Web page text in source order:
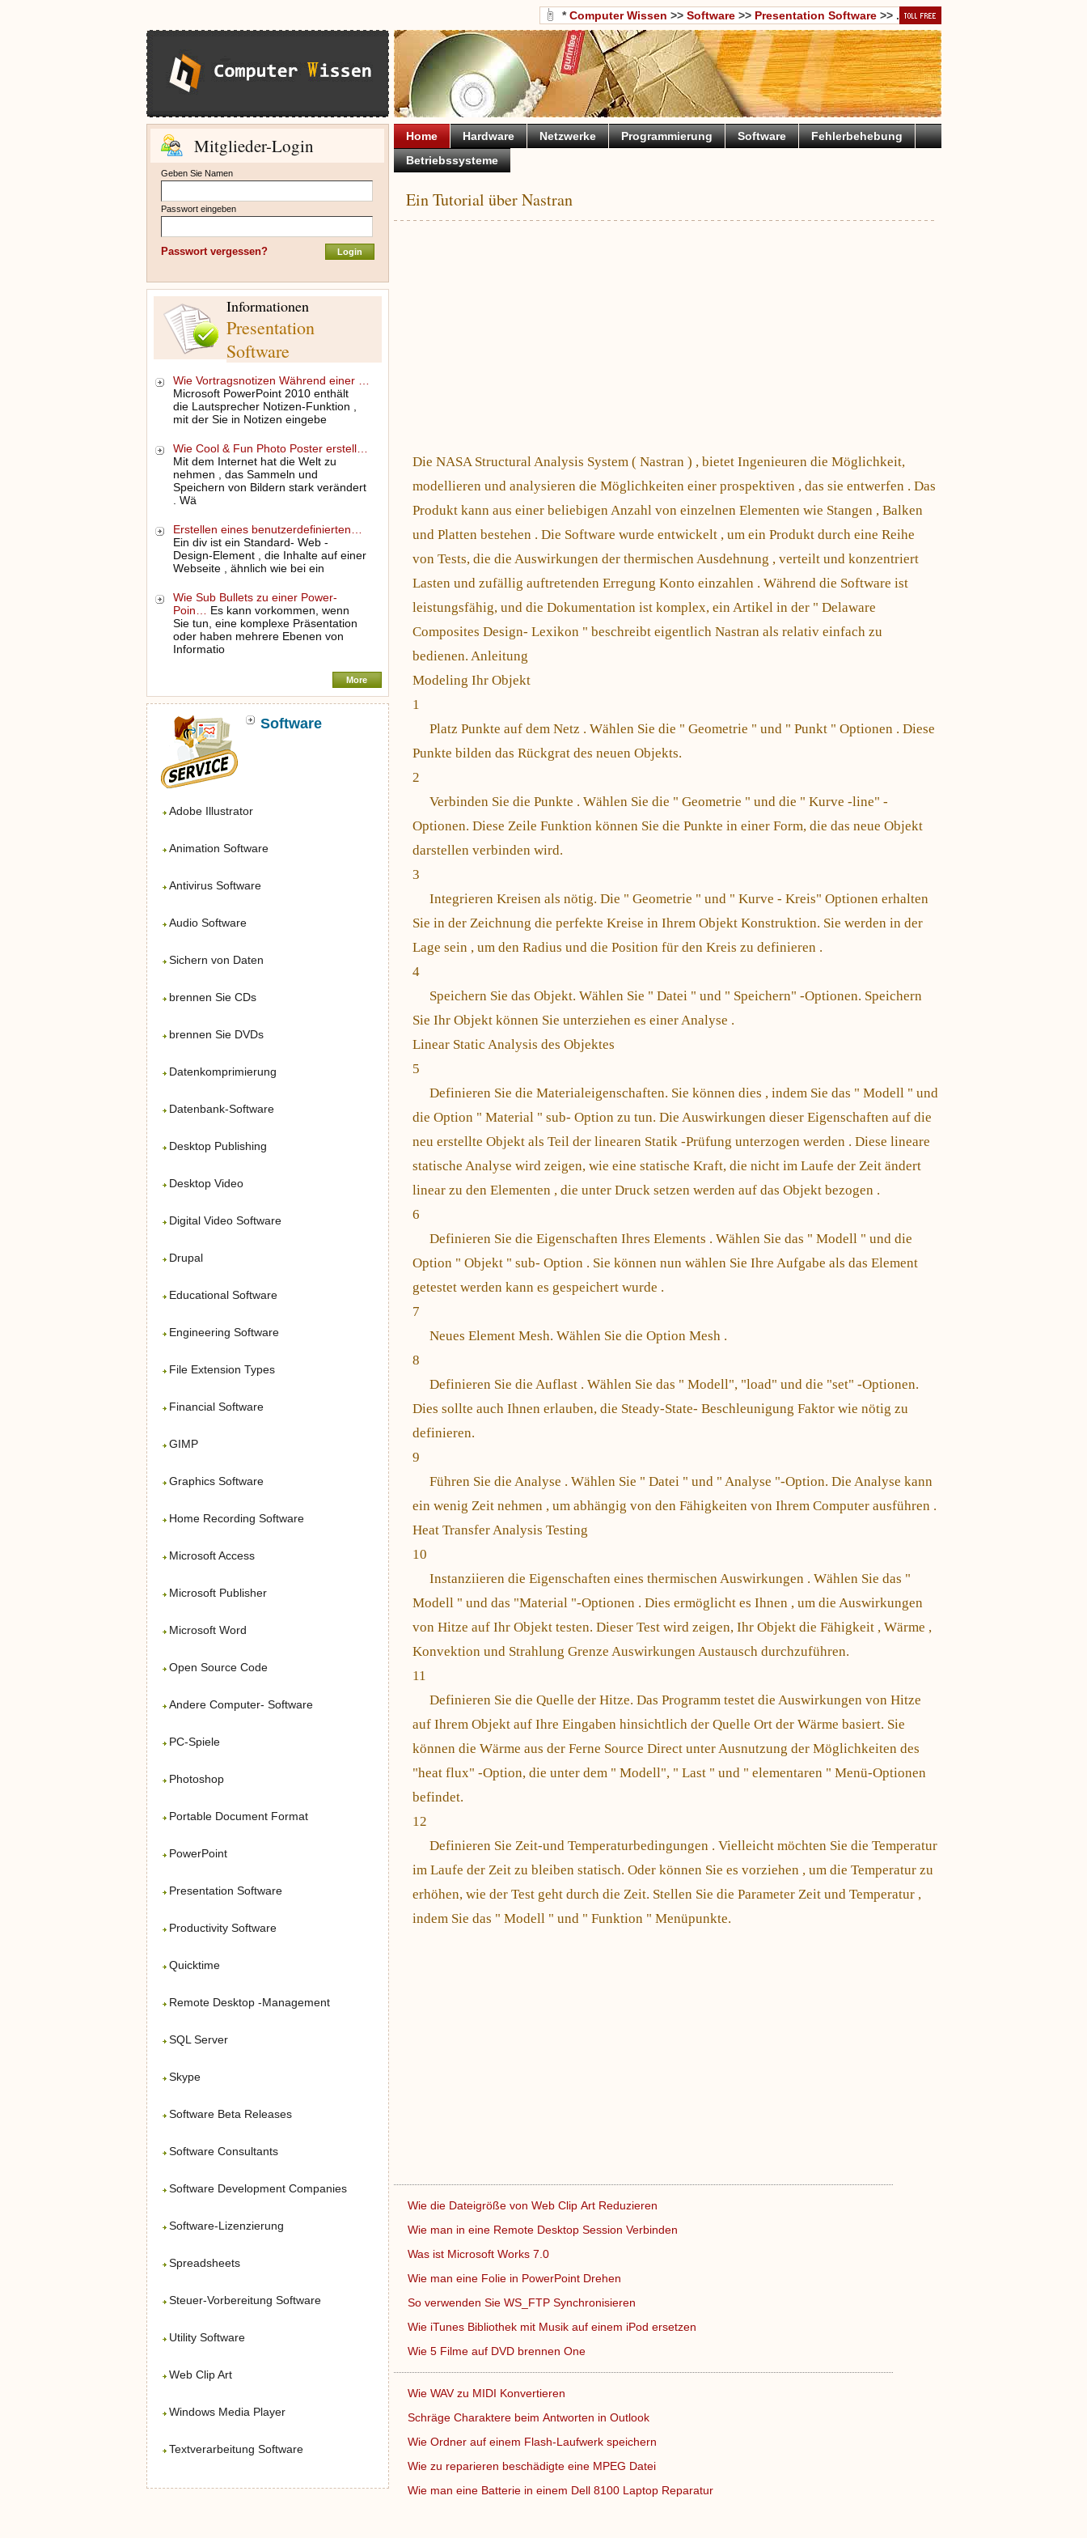
Mitglieder-Login
Geben Sie Namen
Passwort eingeben
Passwort vergessen?
Informationen
Presentation
Software
Wie Vortragsnotizen Während einer …
Microsoft PowerPoint 2010 enthält
die Lautsprecher Notizen-Funktion ,
mit der Sie in Notizen eingebe
Wie Cool & Fun Photo Poster erstell…
Mit dem Internet hat die Welt zu
nehmen , das Sammeln und
Speichern von Bildern stark verändert
. Wä
Erstellen eines benutzerdefinierten…
Ein div ist ein Standard- Web -
Design-Element , die Inhalte auf einer
Webseite , ähnlich wie bei ein
Wie Sub Bullets zu einer Power-
Poin…
Es kann vorkommen, wenn
Sie tun, eine komplexe Präsentation
oder haben mehrere Ebenen von
Informatio
More
Software
Adobe Illustrator
Animation Software
Antivirus Software
Audio Software
Sichern von Daten
brennen Sie CDs
brennen Sie DVDs
Datenkomprimierung
Datenbank-Software
Desktop Publishing
Desktop Video
Digital Video Software
Drupal
Educational Software
Engineering Software
File Extension Types
Financial Software
GIMP
Graphics Software
Home Recording Software
Microsoft Access
Microsoft Publisher
Microsoft Word
Open Source Code
Andere Computer- Software
PC-Spiele
Photoshop
Portable Document Format
PowerPoint
Presentation Software
Productivity Software
Quicktime
Remote Desktop -Management
SQL Server
Skype
Software Beta Releases
Software Consultants
Software Development Companies
Software-Lizenzierung
Spreadsheets
Steuer-Vorbereitung Software
Utility Software
Web Clip Art
Windows Media Player
Textverarbeitung Software
*Computer Wissen >> Software>> Presentation Software>> .
Home Hardware Netzwerke Programmierung Software
Fehlerbehebung
Betriebssysteme
Ein Tutorial über Nastran
Die NASA Structural Analysis System ( Nastran ) , bietet Ingenieuren die Möglichkeit,
modellieren und analysieren die Möglichkeiten einer prospektiven , das sie entwerfen . Das
Produkt kann aus einer beliebigen Anzahl von einzelnen Elementen wie Stangen , Balken
und Platten bestehen . Die Software wurde entwickelt , um ein Produkt durch eine Reihe
von Tests, die die Auswirkungen der thermischen Ausdehnung , verteilt und konzentriert
Lasten und zufällig auftretenden Erregung Konto einzahlen . Während die Software ist
leistungsfähig, und die Dokumentation ist komplex, ein Artikel in der " Delaware
Composites Design- Lexikon " beschreibt eigentlich Nastran als relativ einfach zu
bedienen. Anleitung
Modeling Ihr Objekt
1
Platz Punkte auf dem Netz . Wählen Sie die " Geometrie " und " Punkt " Optionen . Diese
Punkte bilden das Rückgrat des neuen Objekts.
2
Verbinden Sie die Punkte . Wählen Sie die " Geometrie " und die " Kurve -line" -
Optionen. Diese Zeile Funktion können Sie die Punkte in einer Form, die das neue Objekt
darstellen verbinden wird.
3
Integrieren Kreisen als nötig. Die " Geometrie " und " Kurve - Kreis" Optionen erhalten
Sie in der Zeichnung die perfekte Kreise in Ihrem Objekt Konstruktion. Sie werden in der
Lage sein , um den Radius und die Position für den Kreis zu definieren .
4
Speichern Sie das Objekt. Wählen Sie " Datei " und " Speichern" -Optionen. Speichern
Sie Ihr Objekt können Sie unterziehen es einer Analyse .
Linear Static Analysis des Objektes
5
Definieren Sie die Materialeigenschaften. Sie können dies , indem Sie das " Modell " und
die Option " Material " sub- Option zu tun. Die Auswirkungen dieser Eigenschaften auf die
neu erstellte Objekt als Teil der linearen Statik -Prüfung unterzogen werden . Diese lineare
statische Analyse wird zeigen, wie eine statische Kraft, die nicht im Laufe der Zeit ändert
linear zu den Elementen , die unter Druck setzen werden auf das Objekt bezogen .
6
Definieren Sie die Eigenschaften Ihres Elements . Wählen Sie das " Modell " und die
Option " Objekt " sub- Option . Sie können nun wählen Sie Ihre Aufgabe als das Element
getestet werden kann es gespeichert wurde .
7
Neues Element Mesh. Wählen Sie die Option Mesh .
8
Definieren Sie die Auflast . Wählen Sie das " Modell", "load" und die "set" -Optionen.
Dies sollte auch Ihnen erlauben, die Steady-State- Beschleunigung Faktor wie nötig zu
definieren.
9
Führen Sie die Analyse . Wählen Sie " Datei " und " Analyse "-Option. Die Analyse kann
ein wenig Zeit nehmen , um abhängig von den Fähigkeiten von Ihrem Computer ausführen .
Heat Transfer Analysis Testing
10
Instanziieren die Eigenschaften eines thermischen Auswirkungen . Wählen Sie das "
Modell " und das "Material "-Optionen . Dies ermöglicht es Ihnen , um die Auswirkungen
von Hitze auf Ihr Objekt testen. Dieser Test wird zeigen, Ihr Objekt die Fähigkeit , Wärme ,
Konvektion und Strahlung Grenze Auswirkungen Austausch durchzuführen.
11
Definieren Sie die Quelle der Hitze. Das Programm testet die Auswirkungen von Hitze
auf Ihrem Objekt auf Ihre Eingaben hinsichtlich der Quelle Ort der Wärme basiert. Sie
können die Wärme aus der Ferne Source Direct unter Ausnutzung der Möglichkeiten des
"heat flux" -Option, die unter dem " Modell", " Last " und " elementaren " Menü-Optionen
befindet.
12
Definieren Sie Zeit-und Temperaturbedingungen . Vielleicht möchten Sie die Temperatur
im Laufe der Zeit zu bleiben statisch. Oder können Sie es vorziehen , um die Temperatur zu
erhöhen, wie der Test geht durch die Zeit. Stellen Sie die Parameter Zeit und Temperatur ,
indem Sie das " Modell " und " Funktion " Menüpunkte.
Wie die Dateigröße von Web Clip Art Reduzieren
Wie man in eine Remote Desktop Session Verbinden
Was ist Microsoft Works 7.0
Wie man eine Folie in PowerPoint Drehen
So verwenden Sie WS_FTP Synchronisieren
Wie iTunes Bibliothek mit Musik auf einem iPod ersetzen
Wie 5 Filme auf DVD brennen One
Wie WAV zu MIDI Konvertieren
Schräge Charaktere beim Antworten in Outlook
Wie Ordner auf einem Flash-Laufwerk speichern
Wie zu reparieren beschädigte eine MPEG Datei
Wie man eine Batterie in einem Dell 8100 Laptop Reparatur